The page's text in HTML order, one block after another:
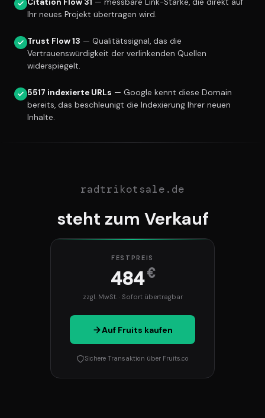
Citation Flow 31 — messbare Link-Stärke, die direkt auf
Ihr neues Projekt übertragen wird.
Trust Flow 13 — Qualitätssignal, das die
Vertrauenswürdigkeit der verlinkenden Quellen
widerspiegelt.
5517 indexierte URLs — Google kennt diese Domain
bereits, das beschleunigt die Indexierung Ihrer neuen
Inhalte.
radtrikotsale.de
steht zum Verkauf
FESTPREIS
484€
zzgl. MwSt. · Sofort übertragbar
Auf Fruits kaufen
Sichere Transaktion über Fruits.co